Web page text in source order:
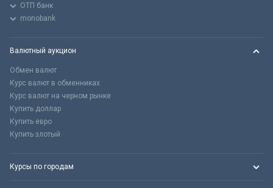
ОТП банк
monobank
Валютный аукцион
Обмен валют
Курс валют в обменниках
Курс валют на черном рынке
Купить доллар
Купить евро
Купить злотый
Курсы по городам